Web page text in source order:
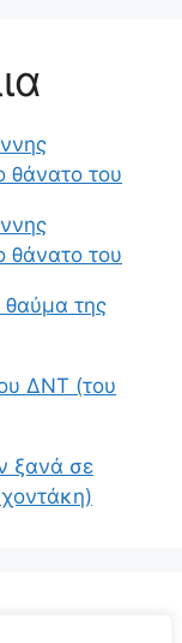
θάνατο του
θάνατο του
θαύμα της
ΔΝΤ (του
ξανά σε